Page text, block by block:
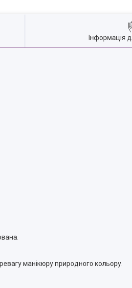
Інформація
манікюру природного кольору.